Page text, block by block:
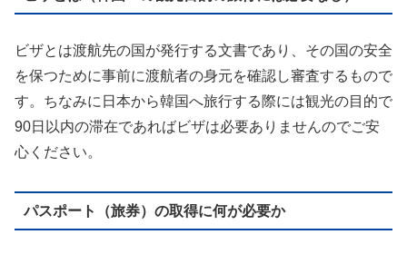
ビザとは渡航先の国が発行する文書であり、その国の安全
を保つために事前に渡航者の身元を確認し審査するもので
す。ちなみに日本から韓国へ旅行する際には観光の目的で
90日以内の滞在であればビザは必要ありませんのでご安
心ください。
パスポート（旅券）の取得に何が必要か